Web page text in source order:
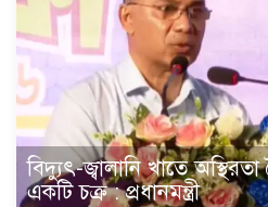
বিদ্যুৎ-জ্বালানি খাতে
একটি চক্র : প্রধানমন্ত্রী